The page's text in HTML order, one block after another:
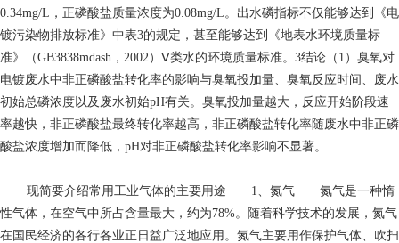
0.34mg/L，正磷酸盐质量浓度为0.08mg/L。出水磷指标不仅能够达到《电
镀污染物排放标准》中表3的规定，甚至能够达到《地表水环境质量标
准》（GB3838mdash，2002）Ⅴ类水的环境质量标准。3结论（1）臭氧对
电镀废水中非正磷酸盐转化率的影响与臭氧投加量、臭氧反应时间、废水
初始总磷浓度以及废水初始pH有关。臭氧投加量越大，反应开始阶段速
率越快，非正磷酸盐最终转化率越高，非正磷酸盐转化率随废水中非正磷
酸盐浓度增加而降低，pH对非正磷酸盐转化率影响不显著。
现简要介绍常用工业气体的主要用途 1、氮气 氮气是一种惰
性气体，在空气中所占含量最大，约为78%。随着科学技术的发展，氮气
在国民经济的各行各业正日益广泛地应用。氮气主要用作保护气体、吹扫